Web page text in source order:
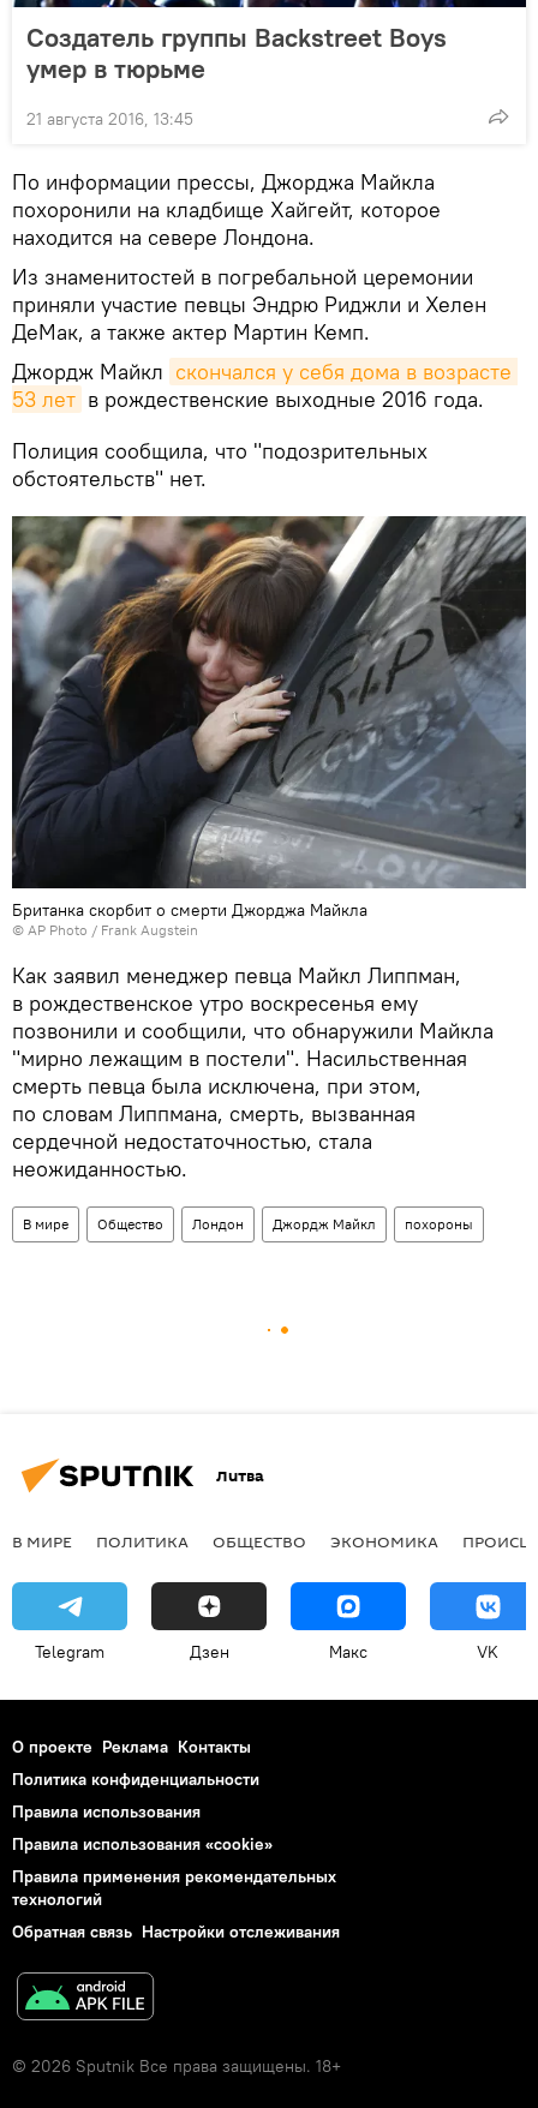
Создатель группы Backstreet Boys
умер в тюрьме
21 августа 2016, 13:45
По информации прессы, Джорджа Майкла
похоронили на кладбище Хайгейт, которое
находится на севере Лондона.
Из знаменитостей в погребальной церемонии
приняли участие певцы Эндрю Риджли и Хелен
ДеМак, а также актер Мартин Кемп.
Джордж Майкл скончался у себя дома в возрасте
53 лет в рождественские выходные 2016 года.
Полиция сообщила, что "подозрительных
обстоятельств" нет.
Британка скорбит о смерти Джорджа Майкла
© AP Photo / Frank Augstein
Как заявил менеджер певца Майкл Липпман,
в рождественское утро воскресенья ему
позвонили и сообщили, что обнаружили Майкла
"мирно лежащим в постели". Насильственная
смерть певца была исключена, при этом,
по словам Липпмана, смерть, вызванная
сердечной недостаточностью, стала
неожиданностью.
В мире Общество Лондон Джордж Майкл похороны
Литва
В МИРЕ ПОЛИТИКА ОБЩЕСТВО ЭКОНОМИКА
Telegram Дзен Макс VK
О проекте Реклама Контакты
Политика конфиденциальности
Правила использования
Правила использования «cookie»
Правила применения рекомендательных
технологий
Обратная связь Настройки отслеживания
© 2026 Sputnik Все права защищены. 18+